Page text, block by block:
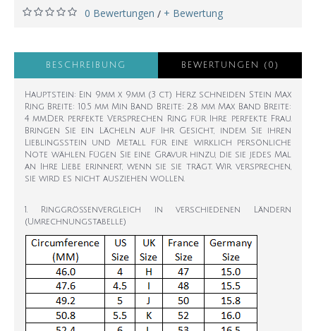
0 Bewertungen / + Bewertung
BESCHREIBUNG BEWERTUNGEN (0)
Hauptstein: Ein 9mm x 9mm (3 ct) Herz schneiden Stein Max
Ring Breite: 10.5 mm Min Band Breite: 2.8 mm Max Band Breite:
4 mm.Der perfekte Versprechen Ring für Ihre perfekte Frau.
Bringen Sie ein Lächeln auf Ihr Gesicht, indem Sie ihren
Lieblingsstein und Metall für eine wirklich persönliche
Note wählen. Fügen Sie eine Gravur hinzu, die sie jedes Mal
an Ihre Liebe erinnert, wenn sie sie trägt. Wir versprechen,
sie wird es nicht ausziehen wollen.
1. Ringgrößenvergleich in verschiedenen Ländern
(Umrechnungstabelle)